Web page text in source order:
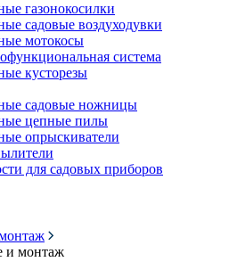
газонокосилки
садовые воздуходувки
мотокосы
система
кусторезы
садовые ножницы
цепные пилы
опрыскиватели
для садовых приборов
и монтаж